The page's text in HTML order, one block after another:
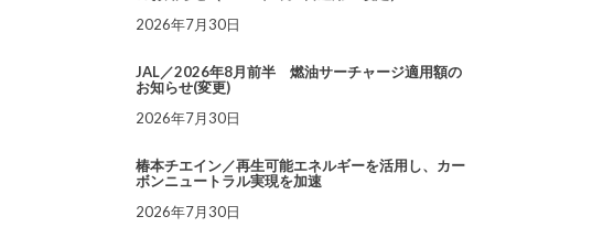
2026年7月30日
JAL／2026年8月前半 燃油サーチャージ適用額の
お知らせ(変更)
2026年7月30日
椿本チエイン／再生可能エネルギーを活用し、カー
ボンニュートラル実現を加速
2026年7月30日